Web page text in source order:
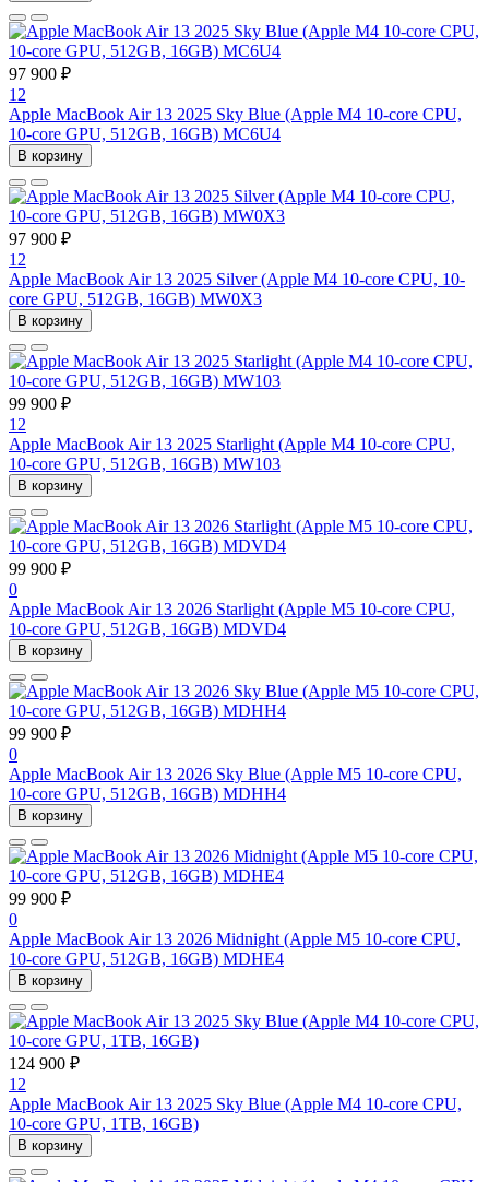
97 900 ₽
12
Apple MacBook Air 13 2025 Sky Blue (Apple M4 10-core CPU,
10-core GPU, 512GB, 16GB) MC6U4
В корзину
97 900 ₽
12
Apple MacBook Air 13 2025 Silver (Apple M4 10-core CPU, 10-
core GPU, 512GB, 16GB) MW0X3
В корзину
99 900 ₽
12
Apple MacBook Air 13 2025 Starlight (Apple M4 10-core CPU,
10-core GPU, 512GB, 16GB) MW103
В корзину
99 900 ₽
0
Apple MacBook Air 13 2026 Starlight (Apple M5 10-core CPU,
10-core GPU, 512GB, 16GB) MDVD4
В корзину
99 900 ₽
0
Apple MacBook Air 13 2026 Sky Blue (Apple M5 10-core CPU,
10-core GPU, 512GB, 16GB) MDHH4
В корзину
99 900 ₽
0
Apple MacBook Air 13 2026 Midnight (Apple M5 10-core CPU,
10-core GPU, 512GB, 16GB) MDHE4
В корзину
124 900 ₽
12
Apple MacBook Air 13 2025 Sky Blue (Apple M4 10-core CPU,
10-core GPU, 1TB, 16GB)
В корзину